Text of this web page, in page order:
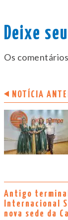
Deixe
Os
NOTÍCIA
Antigo
Internacional
nova sede da